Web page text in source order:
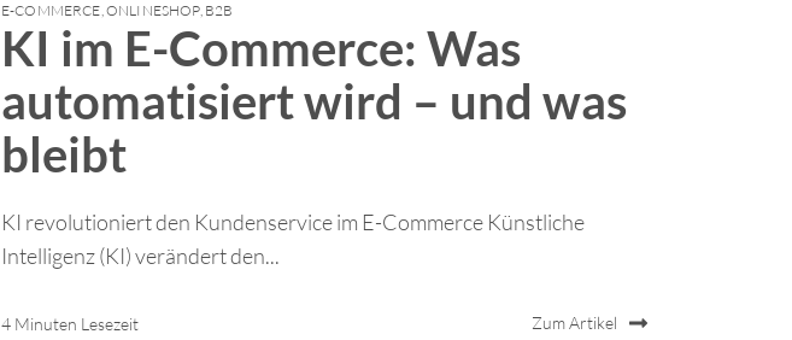
E-COMMERCE,ONLINESHOP, B2B
KI im E-Commerce: Was
automatisiert wird – und was
bleibt
KI revolutioniert den Kundenservice im E-Commerce Künstliche
Intelligenz (KI) verändert den...
4 Minuten Lesezeit Zum Artikel